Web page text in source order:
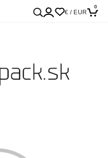
€ / EUR
0